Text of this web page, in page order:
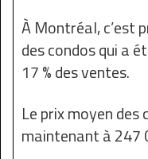
À Montréal, c’est
des condos qui a
17 % des ventes.
Le prix moyen
maintenant à 247